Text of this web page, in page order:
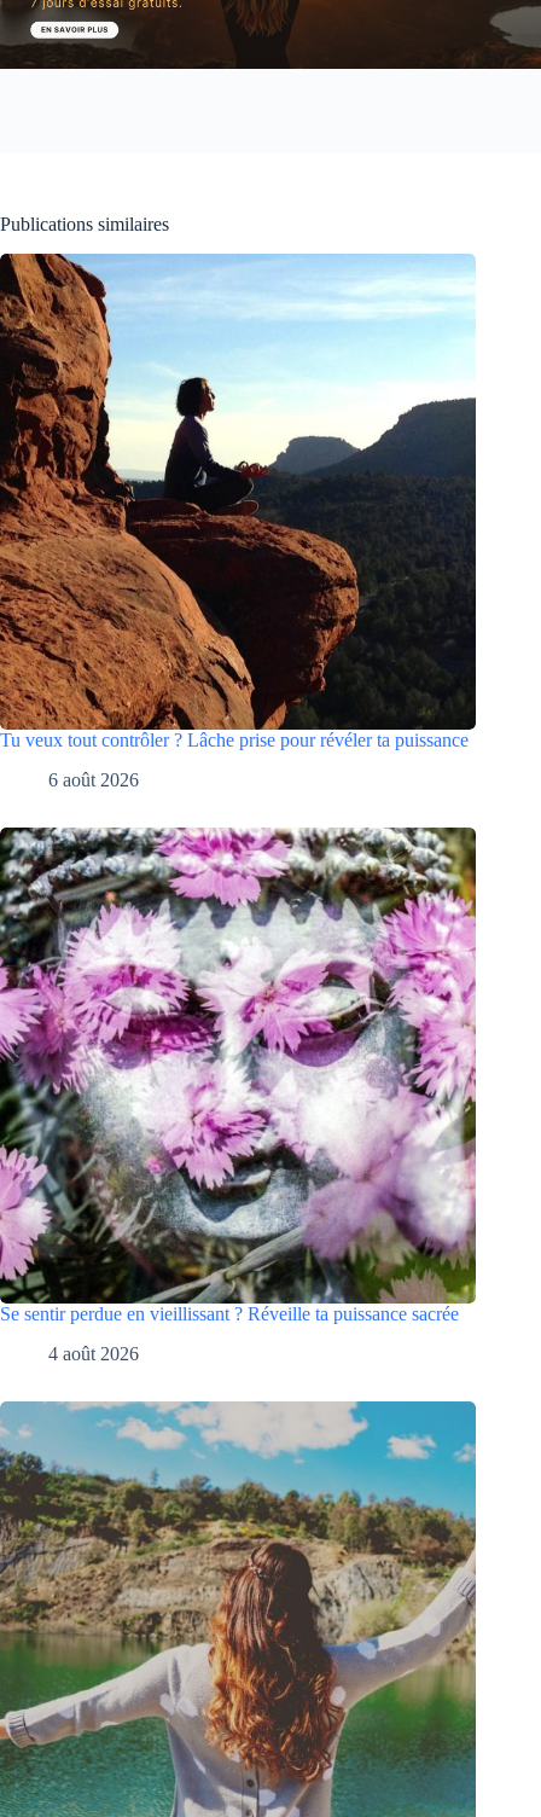
Publications similaires
Tu veux tout contrôler ? Lâche prise pour révéler ta puissance
6 août 2026
Se sentir perdue en vieillissant ? Réveille ta puissance sacrée
4 août 2026